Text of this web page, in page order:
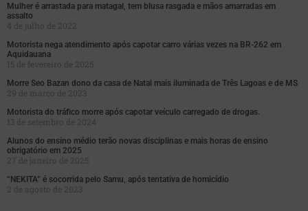
Mulher é arrastada para matagal, tem blusa rasgada e mãos amarradas em
assalto
4 de julho de 2022
Motorista nega atendimento após capotar carro várias vezes na BR-262 em
Aquidauana
15 de fevereiro de 2025
Morre Seo Bazan dono da casa de Natal mais iluminada de Três Lagoas e de MS
29 de março de 2023
Motorista do tráfico morre após capotar veículo carregado de drogas.
13 de setembro de 2024
Alunos do ensino médio terão novas disciplinas e mais horas de ensino
obrigatório em 2025
27 de janeiro de 2025
“NEKITA” é socorrida pelo Samu, após tentativa de homicídio
2 de agosto de 2023